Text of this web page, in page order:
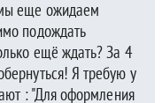
еще ожидаем
подождать
ещё ждать? За 4
Я требую у
: "Для оформления